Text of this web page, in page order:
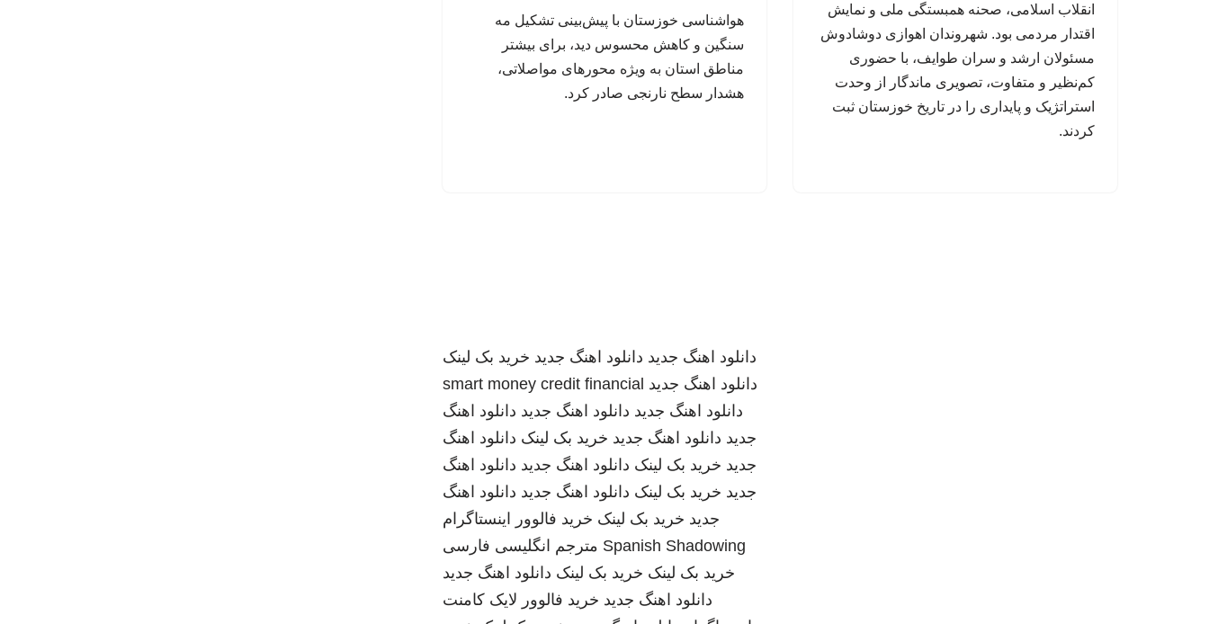
انقلاب اسلامی، صحنه همبستگی ملی و نمایش
اقتدار مردمی بود. شهروندان اهوازی دوشادوش
مسئولان ارشد و سران طوایف، با حضوری
کم‌نظیر و متفاوت، تصویری ماندگار از وحدت
استراتژیک و پایداری را در تاریخ خوزستان ثبت
کردند.
هواشناسی خوزستان با پیش‌بینی تشکیل مه
سنگین و کاهش محسوس دید، برای بیشتر
مناطق استان به ویژه محورهای مواصلاتی،
هشدار سطح نارنجی صادر کرد.
دانلود اهنگ جدید دانلود اهنگ جدید خرید بک لینک
دانلود اهنگ جدید smart money credit financial
دانلود اهنگ جدید دانلود اهنگ جدید دانلود اهنگ
جدید دانلود اهنگ جدید خرید بک لینک دانلود اهنگ
جدید خرید بک لینک دانلود اهنگ جدید دانلود اهنگ
جدید خرید بک لینک دانلود اهنگ جدید دانلود اهنگ
جدید خرید بک لینک خرید فالوور اینستاگرام
Spanish Shadowing مترجم انگلیسی فارسی
خرید بک لینک خرید بک لینک دانلود اهنگ جدید
دانلود اهنگ جدید خرید فالوور لایک کامنت